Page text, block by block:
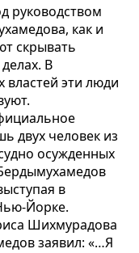
руководством
как и
скрывать
В
эти люди
двух человек из
осужденных
в
Йорке.
Шихмурадова
заявил: «…Я